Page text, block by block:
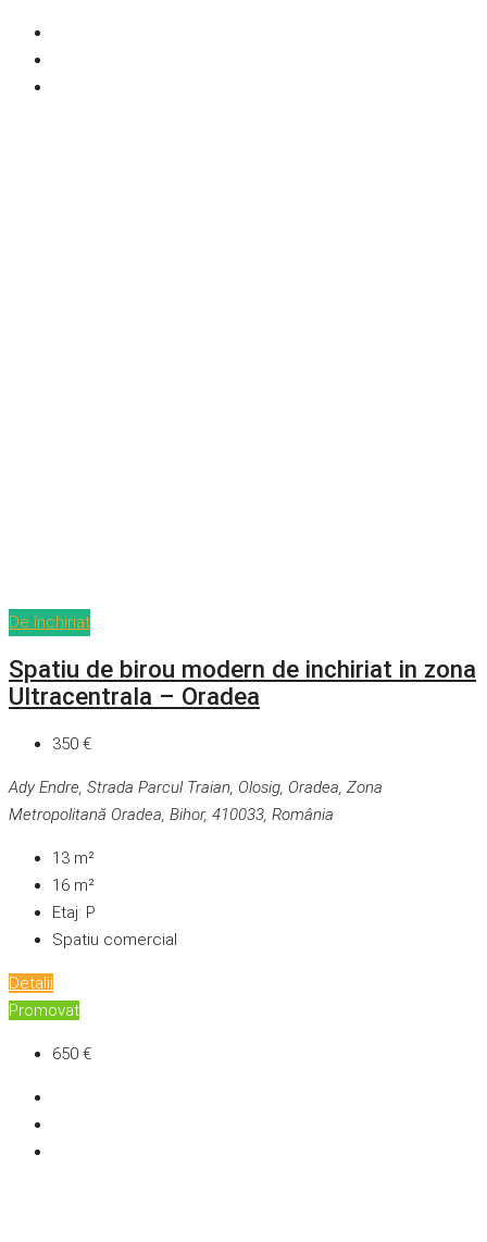
De închiriat
Spatiu de birou modern de inchiriat in zona
Ultracentrala – Oradea
350 €
Ady Endre, Strada Parcul Traian, Olosig, Oradea, Zona
Metropolitană Oradea, Bihor, 410033, România
13 m²
16 m²
Etaj: P
Spatiu comercial
Detalii
Promovat
650 €